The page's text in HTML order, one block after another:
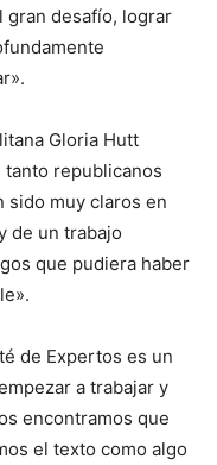
gran desafío, lograr
Gloria Hutt
tanto republicanos
sido muy claros en
de un trabajo
que pudiera haber
de Expertos es un
a trabajar y
encontramos que
el texto como algo